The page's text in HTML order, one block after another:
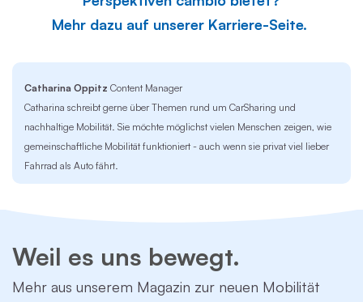
Mehr dazu auf unserer Karriere-Seite.
Catharina Oppitz Content Manager
Catharina schreibt gerne über Themen rund um CarSharing und
nachhaltige Mobilität. Sie möchte möglichst vielen Menschen zeigen, wie
gemeinschaftliche Mobilität funktioniert - auch wenn sie privat viel lieber
Fahrrad als Auto fährt.
Weil es uns bewegt.
Mehr aus unserem Magazin zur neuen Mobilität